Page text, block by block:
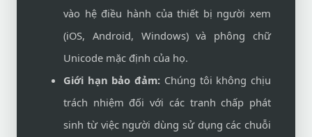
vào hệ điều hành của thiết bị người xem
(iOS, Android, Windows) và phông chữ
Unicode mặc định của họ.
Giới hạn bảo đảm: Chúng tôi không chịu
trách nhiệm đối với các tranh chấp phát
sinh từ việc người dùng sử dụng các chuỗi